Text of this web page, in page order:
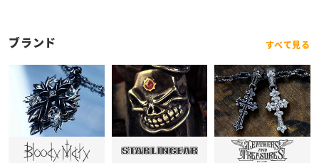
ブランド すべて見る